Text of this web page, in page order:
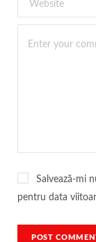
Salvează-mi
pentru data